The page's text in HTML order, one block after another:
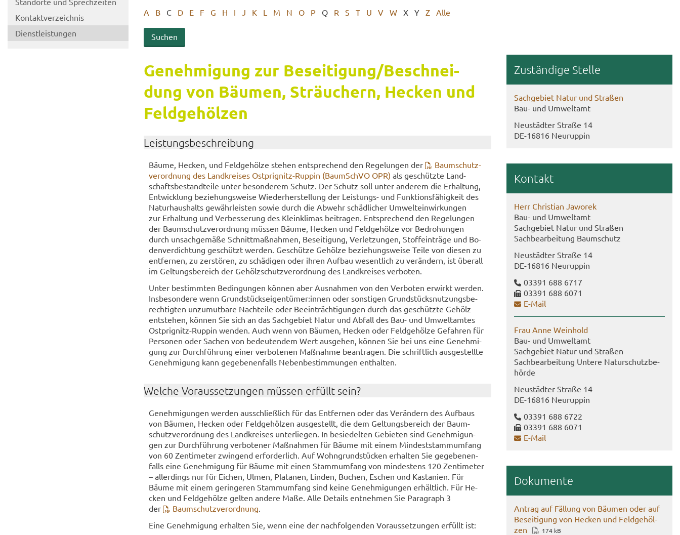
Kon­takt­ver­zeich­nis
Dienst­leis­tun­gen
A B C D E F G H I J K L M N O P Q R S T U V W X Y Z Alle
Ge­neh­mi­gung zur Be­sei­ti­gung/Be­schnei­
dung von Bäu­men, Sträu­chern, He­cken und
Feld­ge­höl­zen
Leis­tungs­be­schrei­bung
Bäume, He­cken, und Feld­ge­höl­ze ste­hen ent­spre­chend den Re­ge­lun­gen der
Baum­schutz­
ver­ord­nung des Land­krei­ses Ostprignitz-​Ruppin (Baum­SchVO OPR) als ge­schütz­te Land­
schafts­be­stand­tei­le unter be­son­de­rem Schutz. Der Schutz soll unter an­de­rem die Er­hal­tung,
Ent­wick­lung be­zie­hungs­wei­se Wie­der­her­stel­lung der Leistungs-​ und Funk­ti­ons­fä­hig­keit des
Na­tur­haus­halts ge­währ­leis­ten sowie durch die Ab­wehr schäd­li­cher Um­welt­ein­wir­kun­gen
zur Er­hal­tung und Ver­bes­se­rung des Klein­kli­mas bei­tra­gen. Ent­spre­chend den Re­ge­lun­gen
der Baum­schutz­ver­ord­nung müs­sen Bäume, He­cken und Feld­ge­höl­ze vor Be­dro­hun­gen
durch un­sach­ge­mä­ße Schnitt­maß­nah­men, Be­sei­ti­gung, Ver­let­zun­gen, Stoff­ein­trä­ge und Bo­
den­ver­dich­tung ge­schützt wer­den. Ge­schüt­ze Ge­höl­ze be­zie­hungs­wei­se Teile von die­sen zu
ent­fer­nen, zu zer­stö­ren, zu schä­di­gen oder ihren Auf­bau we­sent­lich zu ver­än­dern, ist über­all
im Gel­tungs­be­reich der Ge­hölz­schutz­ver­ord­nung des Land­krei­ses ver­bo­ten.
Unter be­stimm­ten Be­din­gun­gen kön­nen aber Aus­nah­men von den Ver­bo­ten er­wirkt wer­den.
Ins­be­son­de­re wenn Grund­stücks­ei­gen­tü­mer:innen oder sons­ti­gen Grund­stücks­nut­zungs­be­
rech­tig­ten un­zu­mut­ba­re Nach­tei­le oder Be­ein­träch­ti­gun­gen durch das ge­schütz­te Ge­hölz
ent­ste­hen, kön­nen Sie sich an das Sach­ge­biet Natur und Ab­fall des Bau- und Um­welt­am­tes
Ostprignitz-​Ruppin wen­den. Auch wenn von Bäu­men, He­cken oder Feld­ge­höl­ze Ge­fah­ren für
Per­so­nen oder Sa­chen von be­deu­ten­dem Wert aus­ge­hen, kön­nen Sie bei uns eine Ge­neh­mi­
gung zur Durch­füh­rung einer ver­bo­te­nen Maß­nah­me be­an­tra­gen. Die schrift­lich aus­ge­stell­te
Ge­neh­mi­gung kann ge­ge­be­nen­falls Ne­ben­be­stim­mun­gen ent­hal­ten.
Wel­che Vor­aus­set­zun­gen müs­sen er­füllt sein?
Ge­neh­mi­gun­gen wer­den aus­schließ­lich für das Ent­fer­nen oder das Ver­än­dern des Auf­baus
von Bäu­men, He­cken oder Feld­ge­höl­zen aus­ge­stellt, die dem Gel­tungs­be­reich der Baum­
schutz­ver­ord­nung des Land­krei­ses un­ter­lie­gen. In be­sie­del­ten Ge­bie­ten sind Ge­neh­mi­gun­
gen zur Durch­füh­rung ver­bo­te­ner Maß­nah­men für Bäume mit einem Min­dest­stamm­um­fang
von 60 Zen­ti­me­ter zwin­gend er­for­der­lich. Auf Wohn­grund­stü­cken er­hal­ten Sie ge­ge­be­nen­
falls eine Ge­neh­mi­gung für Bäume mit einen Stamm­um­fang von min­des­tens 120 Zen­ti­me­ter
– al­ler­dings nur für Ei­chen, Ulmen, Pla­ta­nen, Lin­den, Bu­chen, Eschen und Kas­ta­ni­en. Für
Bäume mit einem ge­rin­ge­ren Stamm­um­fang sind keine Ge­neh­mi­gun­gen er­hält­lich. Für He­
cken und Feld­ge­höl­ze gel­ten an­de­re Maße. Alle De­tails ent­neh­men Sie Pa­ra­graph 3
der
Baum­schutz­ver­ord­nung.
Eine Ge­neh­mi­gung er­hal­ten Sie, wenn eine der nach­fol­gen­den Vor­aus­set­zun­gen er­füllt ist:
Zu­stän­di­ge Stel­le
Sach­ge­biet Natur und Stra­ßen
Bau- und Um­welt­amt
Neu­städ­ter Stra­ße 14
DE-​16816 Neu­rup­pin
Kon­takt
Herr Chris­ti­an Ja­wo­rek
Bau- und Um­welt­amt
Sach­ge­biet Natur und Stra­ßen
Sach­be­ar­bei­tung Baum­schutz
Neu­städ­ter Stra­ße 14
DE-​16816 Neu­rup­pin
03391 688 6717
03391 688 6071
E-​Mail
Frau Anne Wein­hold
Bau- und Um­welt­amt
Sach­ge­biet Natur und Stra­ßen
Sach­be­ar­bei­tung Un­te­re Na­tur­schutz­be­
hör­de
Neu­städ­ter Stra­ße 14
DE-​16816 Neu­rup­pin
03391 688 6722
03391 688 6071
E-​Mail
Do­ku­men­te
An­trag auf Fäl­lung von Bäu­men oder auf
Be­sei­ti­gung von He­cken und Feld­ge­höl­
zen
174 kB